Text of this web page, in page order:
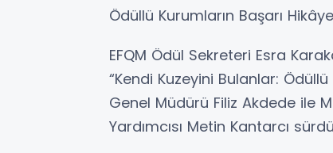
Ödüllü Kurumların Başarı
EFQM Ödül Sekreteri Esra
“Kendi Kuzeyini Bulanlar:
Genel Müdürü Filiz Akdede ile
Yardımcısı Metin Kantarcı